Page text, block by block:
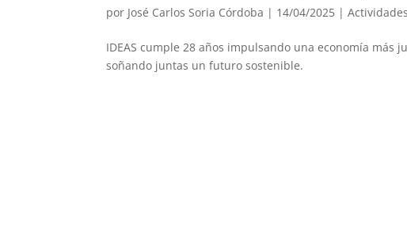
por José Carlos Soria Córdoba | 14/04/2025 |Actividades
IDEAS cumple 28 años impulsando una economía
soñando juntas un futuro sostenible.